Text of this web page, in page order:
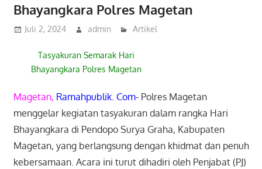
Bhayangkara Polres Magetan
Juli 2, 2024 admin Artikel
Tasyakuran Semarak Hari
Bhayangkara Polres Magetan
Magetan, Ramahpublik. Com-Polres Magetan
menggelar kegiatan tasyakuran dalam rangka Hari
Bhayangkara di Pendopo Surya Graha, Kabupaten
Magetan, yang berlangsung dengan khidmat dan penuh
kebersamaan. Acara ini turut dihadiri oleh Penjabat (PJ)